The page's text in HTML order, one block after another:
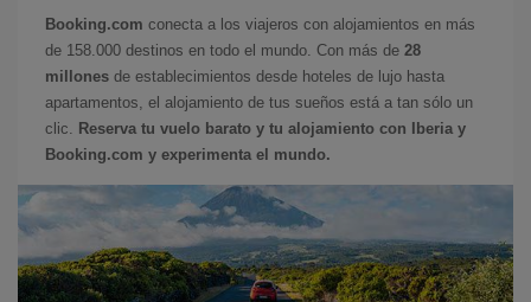
Booking.com conecta a los viajeros con alojamientos en más
de 158.000 destinos en todo el mundo. Con más de 28
millones de establecimientos desde hoteles de lujo hasta
apartamentos, el alojamiento de tus sueños está a tan sólo un
clic.
Reserva tu vuelo barato y tu alojamiento con Iberia y
Booking.com y experimenta el mundo.